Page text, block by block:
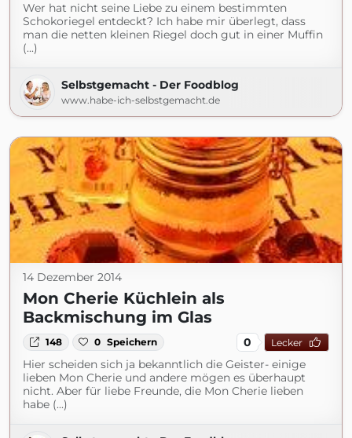
Wer hat nicht seine Liebe zu einem bestimmten
Schokoriegel entdeckt? Ich habe mir überlegt, dass
man die netten kleinen Riegel doch gut in einer Muffin
(...)
Selbstgemacht - Der Foodblog
www.habe-ich-selbstgemacht.de
14 Dezember 2014
Mon Cherie Küchlein als
Backmischung im Glas
148 0 Speichern 0 Lecker
Hier scheiden sich ja bekanntlich die Geister- einige
lieben Mon Cherie und andere mögen es überhaupt
nicht. Aber für liebe Freunde, die Mon Cherie lieben
habe (...)